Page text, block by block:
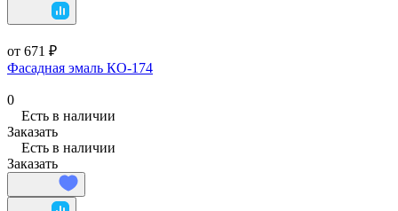
от 671 ₽
Фасадная эмаль КО-174
0
Есть в наличии
Заказать
Есть в наличии
Заказать